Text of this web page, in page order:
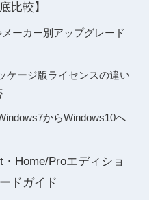
比較】
ーカー別アップグレード
ケージ版ライセンスの違い
からWindows10へ
Home/Proエディショ
ドガイド